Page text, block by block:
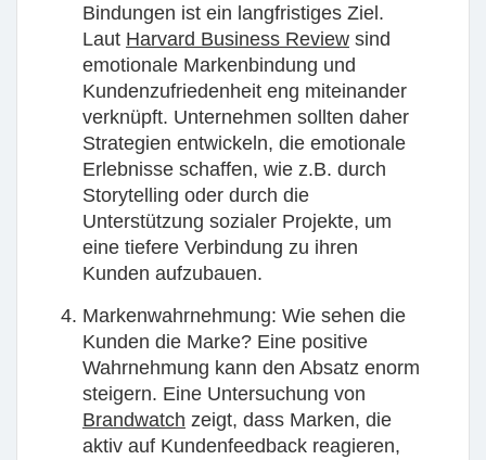
Bindungen ist ein langfristiges Ziel.
Laut Harvard Business Review sind
emotionale Markenbindung und
Kundenzufriedenheit eng miteinander
verknüpft. Unternehmen sollten daher
Strategien entwickeln, die emotionale
Erlebnisse schaffen, wie z.B. durch
Storytelling oder durch die
Unterstützung sozialer Projekte, um
eine tiefere Verbindung zu ihren
Kunden aufzubauen.
Markenwahrnehmung: Wie sehen die
Kunden die Marke? Eine positive
Wahrnehmung kann den Absatz enorm
steigern. Eine Untersuchung von
Brandwatch zeigt, dass Marken, die
aktiv auf Kundenfeedback reagieren,